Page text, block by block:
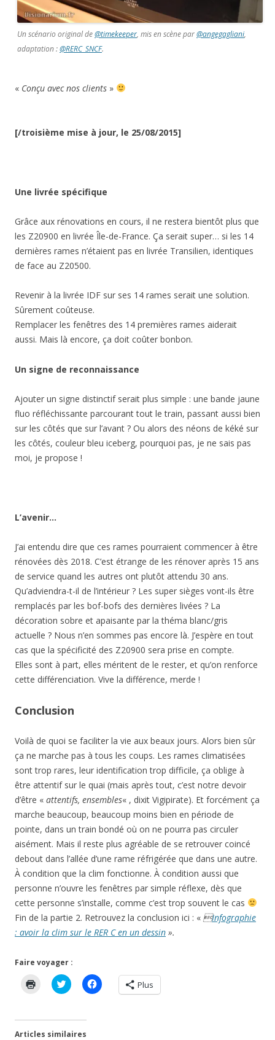
Un scénario original de@timekeeper, mis en scène par@angegagliani,
adaptation :@RERC_SNCF.
« Conçu avec nos clients »
[/troisième mise à jour, le 25/08/2015]
Une livrée spécifique
Grâce aux rénovations en cours, il ne restera bientôt plus que
les Z20900 en livrée Île-de-France. Ça serait super… si les 14
dernières rames n’étaient pas en livrée Transilien, identiques
de face au Z20500.
Revenir à la livrée IDF sur ses 14 rames serait une solution.
Sûrement coûteuse.
Remplacer les fenêtres des 14 premières rames aiderait
aussi. Mais là encore, ça doit coûter bonbon.
Un signe de reconnaissance
Ajouter un signe distinctif serait plus simple : une bande jaune
fluo réfléchissante parcourant tout le train, passant aussi bien
sur les côtés que sur l’avant ? Ou alors des néons de kéké sur
les côtés, couleur bleu iceberg, pourquoi pas, je ne sais pas
moi, je propose !
L’avenir…
J’ai entendu dire que ces rames pourraient commencer à être
rénovées dès 2018. C’est étrange de les rénover après 15 ans
de service quand les autres ont plutôt attendu 30 ans.
Qu’adviendra-t-il de l’intérieur ? Les super sièges vont-ils être
remplacés par les bof-bofs des dernières livées ? La
décoration sobre et apaisante par la théma blanc/gris
actuelle ? Nous n’en sommes pas encore là. J’espère en tout
cas que la spécificité des Z20900 sera prise en compte.
Elles sont à part, elles méritent de le rester, et qu’on renforce
cette différenciation. Vive la différence, merde !
Conclusion
Voilà de quoi se faciliter la vie aux beaux jours. Alors bien sûr
ça ne marche pas à tous les coups. Les rames climatisées
sont trop rares, leur identification trop difficile, ça oblige à
être attentif sur le quai (mais après tout, c’est notre devoir
d’être « attentifs, ensembles« , dixit Vigipirate). Et forcément ça
marche beaucoup, beaucoup moins bien en période de
pointe, dans un train bondé où on ne pourra pas circuler
aisément. Mais il reste plus agréable de se retrouver coincé
debout dans l’allée d’une rame réfrigérée que dans une autre.
À condition que la clim fonctionne. À condition aussi que
personne n’ouvre les fenêtres par simple réflexe, dès que
cette personne s’installe, comme c’est trop souvent le cas
Fin de la partie 2. Retrouvez la conclusion ici : « Infographie
: avoir la clim sur le RER C en un dessin ».
Faire voyager :
e
r
C
l
e
z
C
l Plus
Articles similaires